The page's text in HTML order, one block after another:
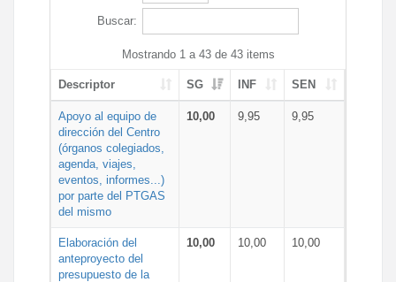
Buscar:
Mostrando 1 a 43 de 43 items
Descriptor SG INF SEN
Apoyo al equipo de
dirección del Centro
(órganos colegiados,
agenda, viajes,
eventos, informes...)
por parte del PTGAS
del mismo
10,00 9,95 9,95
Elaboración del
anteproyecto del
presupuesto de la
10,00 10,00 10,00